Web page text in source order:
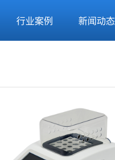
行业案例 新闻动态